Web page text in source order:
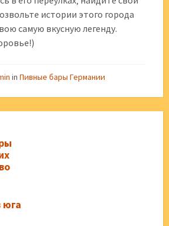
истории этого города
самую вкусную легенду.
in Пивные бары Германии
юга